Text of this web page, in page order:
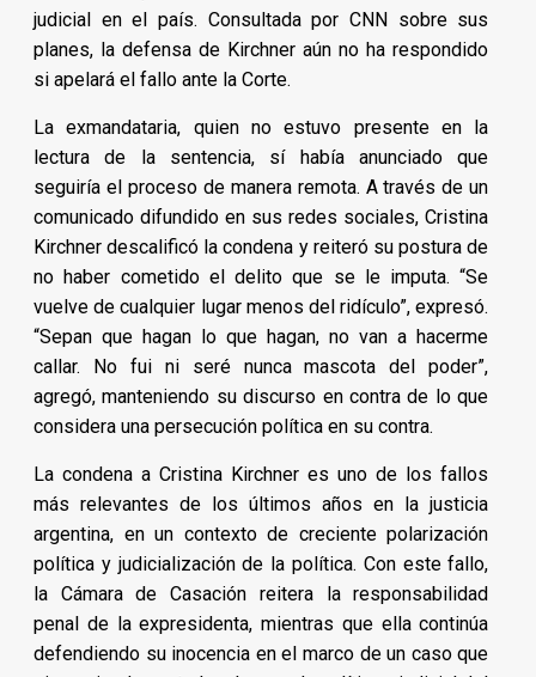
judicial en el país. Consultada por CNN sobre sus
planes, la defensa de Kirchner aún no ha respondido
si apelará el fallo ante la Corte.
La exmandataria, quien no estuvo presente en la
lectura de la sentencia, sí había anunciado que
seguiría el proceso de manera remota. A través de un
comunicado difundido en sus redes sociales, Cristina
Kirchner descalificó la condena y reiteró su postura de
no haber cometido el delito que se le imputa. “Se
vuelve de cualquier lugar menos del ridículo”, expresó.
“Sepan que hagan lo que hagan, no van a hacerme
callar. No fui ni seré nunca mascota del poder”,
agregó, manteniendo su discurso en contra de lo que
considera una persecución política en su contra.
La condena a Cristina Kirchner es uno de los fallos
más relevantes de los últimos años en la justicia
argentina, en un contexto de creciente polarización
política y judicialización de la política. Con este fallo,
la Cámara de Casación reitera la responsabilidad
penal de la expresidenta, mientras que ella continúa
defendiendo su inocencia en el marco de un caso que